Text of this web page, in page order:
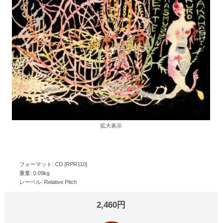
拡大表示
フォーマット: CD [RPR110]
重量: 0.09kg
レーベル: Relative Pitch
2,460円